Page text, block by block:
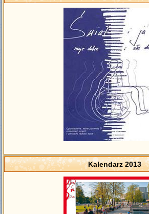
Kalendarz 2013